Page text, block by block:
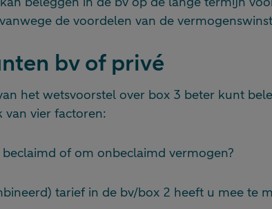
de voordelen van de
bv of privé
het wetsvoorstel over box 3 beter kunt
van vier factoren:
of om onbeclaimd vermogen?
tarief in de bv/box 2 heeft u mee te